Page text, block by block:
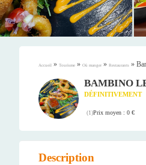
Accueil » Tourisme » Où manger » Restaurants »
BAMBINO
DÉFINITIVEMENT
(1)Prix moyen : 0 €
Description